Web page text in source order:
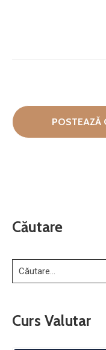
Căutare
Curs Valutar